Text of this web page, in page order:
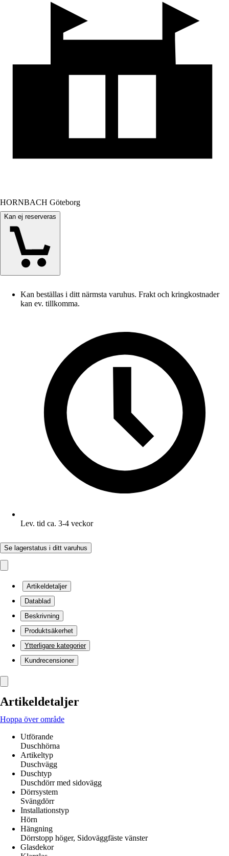
HORNBACH Göteborg
Kan ej reserveras
Kan beställas i ditt närmsta varuhus. Frakt och kringkostnader
kan ev. tillkomma.
Lev. tid ca. 3-4 veckor
Se lagerstatus i ditt varuhus
Artikeldetaljer
Datablad
Beskrivning
Produktsäkerhet
Ytterligare kategorier
Kundrecensioner
Artikeldetaljer
Hoppa över område
Utförande
Duschhörna
Artikeltyp
Duschvägg
Duschtyp
Duschdörr med sidovägg
Dörrsystem
Svängdörr
Installationstyp
Hörn
Hängning
Dörrstopp höger, Sidoväggfäste vänster
Glasdekor